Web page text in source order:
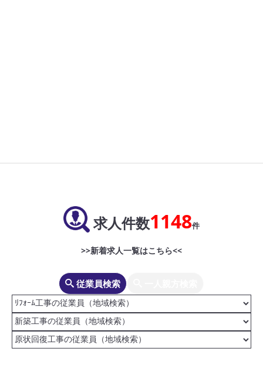
求人件数1148件
>>新着求人一覧はこちら<<
従業員検索